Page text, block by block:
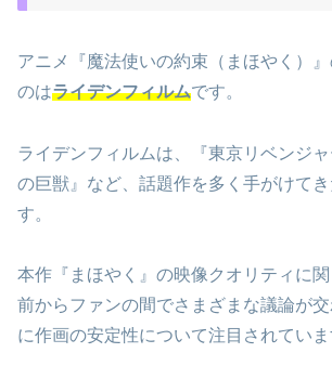
アニメ『魔法使いの約束（まほやく）
のはライデンフィルムです。
ライデンフィルムは、『東京リベンジ
の巨獣』など、話題作を多く手がけて
す。
本作『まほやく』の映像クオリティに
前からファンの間でさまざまな議論が
に作画の安定性について注目されていま